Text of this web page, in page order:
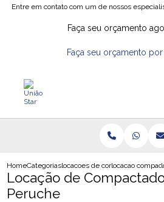
Entre em contato com um de nossos
Faça seu orçamento
Faça seu orçamento
HomeCategoriaslocacoes de compactadores de
locacao
Locação de
Peruche